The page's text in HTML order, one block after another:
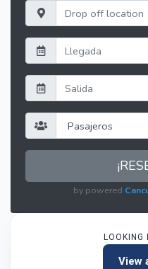
by powered
LOOKING
View